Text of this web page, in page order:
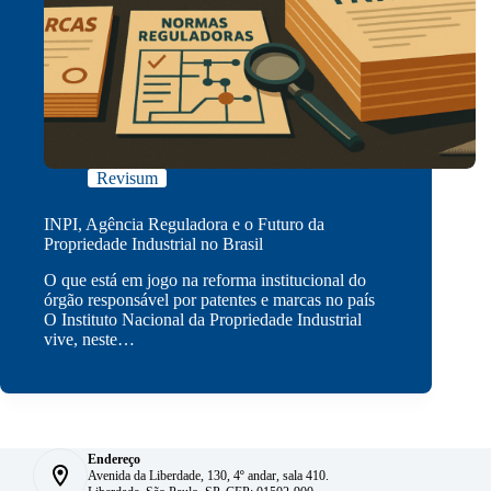
Revisum
INPI, Agência Reguladora e o Futuro da
Propriedade Industrial no Brasil
O que está em jogo na reforma institucional do
órgão responsável por patentes e marcas no país
O Instituto Nacional da Propriedade Industrial
vive, neste…
Endereço
Avenida da Liberdade, 130, 4º andar, sala 410.